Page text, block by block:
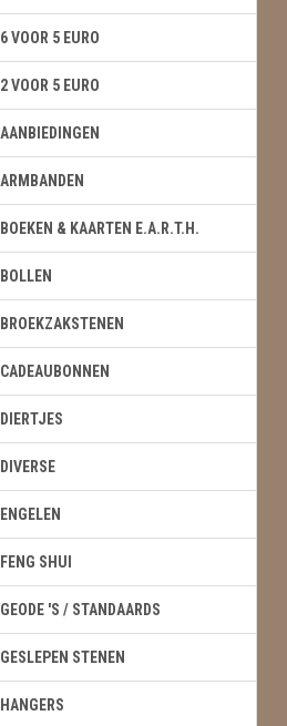
6 VOOR 5 EURO
2 VOOR 5 EURO
AANBIEDINGEN
ARMBANDEN
BOEKEN & KAARTEN E.A.R.T.H.
BOLLEN
BROEKZAKSTENEN
CADEAUBONNEN
DIERTJES
DIVERSE
ENGELEN
FENG SHUI
GEODE 'S / STANDAARDS
GESLEPEN STENEN
HANGERS